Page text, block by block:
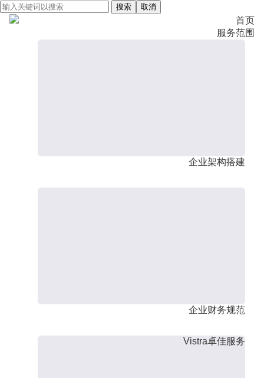
搜索 取消
首页
服务范围
企业架构搭建
企业财务规范
Vistra卓佳服务